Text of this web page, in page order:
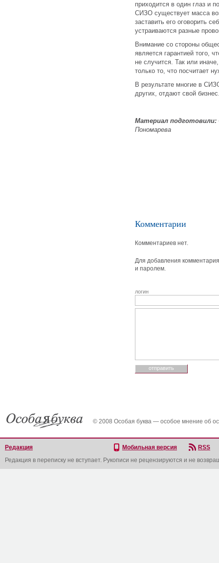
приходится в один глаз и
СИЗО существует масса
заставить его оговорить
устраиваются разные
Внимание со стороны
является гарантией того,
не случится. Так или
только то, что посчитает
В результате многие в
других, отдают свой
Материал подготовили:
Пономарева
Комментарии
Комментариев нет.
Для добавления
и паролем.
логин
© 2008 Особая буква — особое мнение об
Редакция Мобильная версия
RSS
Редакция в переписку не вступает. Рукописи не рецензируются и не